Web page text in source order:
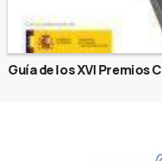
Guía de los XVI Premios